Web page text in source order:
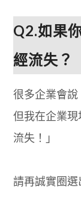
Q2.如果
經流失？
很多企業會說
但我在企業
流失！」
請再誠實圈選